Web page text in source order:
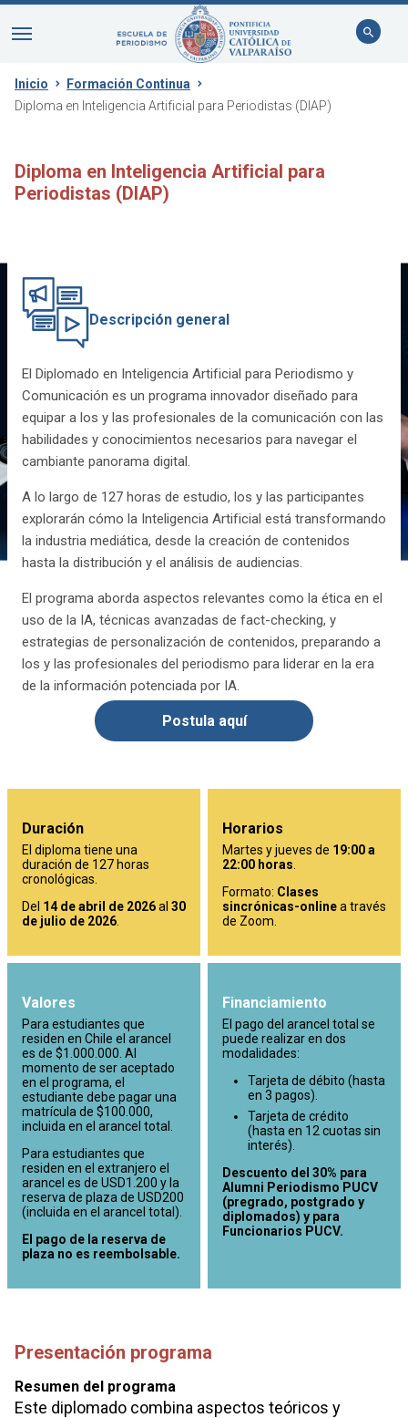
Inicio
Formación Continua
Diploma en Inteligencia Artificial para Periodistas (DIAP)
Diploma en Inteligencia Artificial para
Periodistas (DIAP)
Descripción general
El Diplomado en Inteligencia Artificial para Periodismo y
Comunicación es un programa innovador diseñado para
equipar a los y las profesionales de la comunicación con las
habilidades y conocimientos necesarios para navegar el
cambiante panorama digital.
A lo largo de 127 horas de estudio, los y las participantes
explorarán cómo la Inteligencia Artificial está transformando
la industria mediática, desde la creación de contenidos
hasta la distribución y el análisis de audiencias.
El programa aborda aspectos relevantes como la ética en el
uso de la IA, técnicas avanzadas de fact-checking, y
estrategias de personalización de contenidos, preparando a
los y las profesionales del periodismo para liderar en la era
de la información potenciada por IA.
Postula aquí
Duración
El diploma tiene una
duración de 127 horas
cronológicas.
Del 14 de abril de 2026al 30
de julio de 2026
Horarios
Martes y jueves de 19:00 a
22:00 horas
Formato: Clases
sincrónicas-onlinea través
de Zoom.
Valores
Para estudiantes que
residen en Chile el arancel
es de $1.000.000. Al
momento de ser aceptado
en el programa, el
estudiante debe pagar una
matrícula de $100.000,
incluida en el arancel total.
Para estudiantes que
residen en el extranjero el
arancel es de USD1.200 y la
reserva de plaza de USD200
(incluida en el arancel total).
El pago de la reserva de
plaza no es reembolsable.
Financiamiento
El pago del arancel total se
puede realizar en dos
modalidades:
Tarjeta de débito (hasta
en 3 pagos).
Tarjeta de crédito
(hasta en 12 cuotas sin
interés).
Descuento del 30% para
Alumni Periodismo PUCV
(pregrado, postgrado y
diplomados) y para
Funcionarios PUCV.
Presentación programa
Resumen del programa
Este diplomado combina aspectos teóricos y